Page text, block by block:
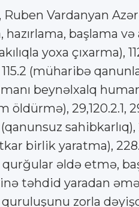
Ruben Vardanyan
hazırlama, başlama
yoxa
(müharibə
beynəlxalq
öldürmə), 29,120.2.1,
(qanunsuz
birlik yaratma),
əldə etmə,
təhdid yaradan
zorla